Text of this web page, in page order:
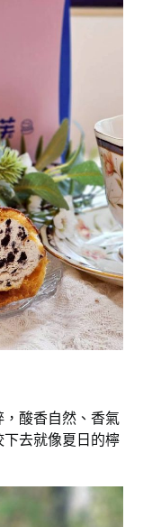
酸香自然、香氣
去就像夏日的檸